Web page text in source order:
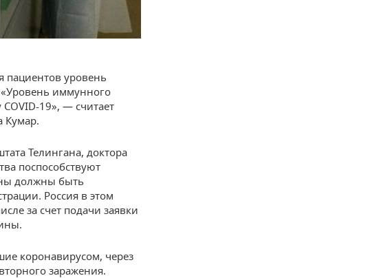
пациентов уровень
«Уровень иммунного
19», — считает
Кумар.
Телингана, доктора
поспособствуют
должны быть
Россия в этом
за счет подачи заявки
коронавирусом, через
заражения.